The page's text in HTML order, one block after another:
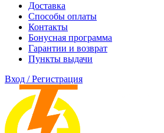
Доставка
Способы оплаты
Контакты
Бонусная программа
Гарантии и возврат
Пункты выдачи
Вход / Регистрация